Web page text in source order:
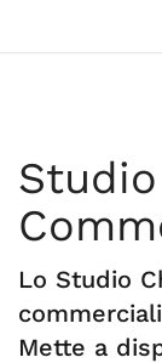
Lo Studio
Mette a